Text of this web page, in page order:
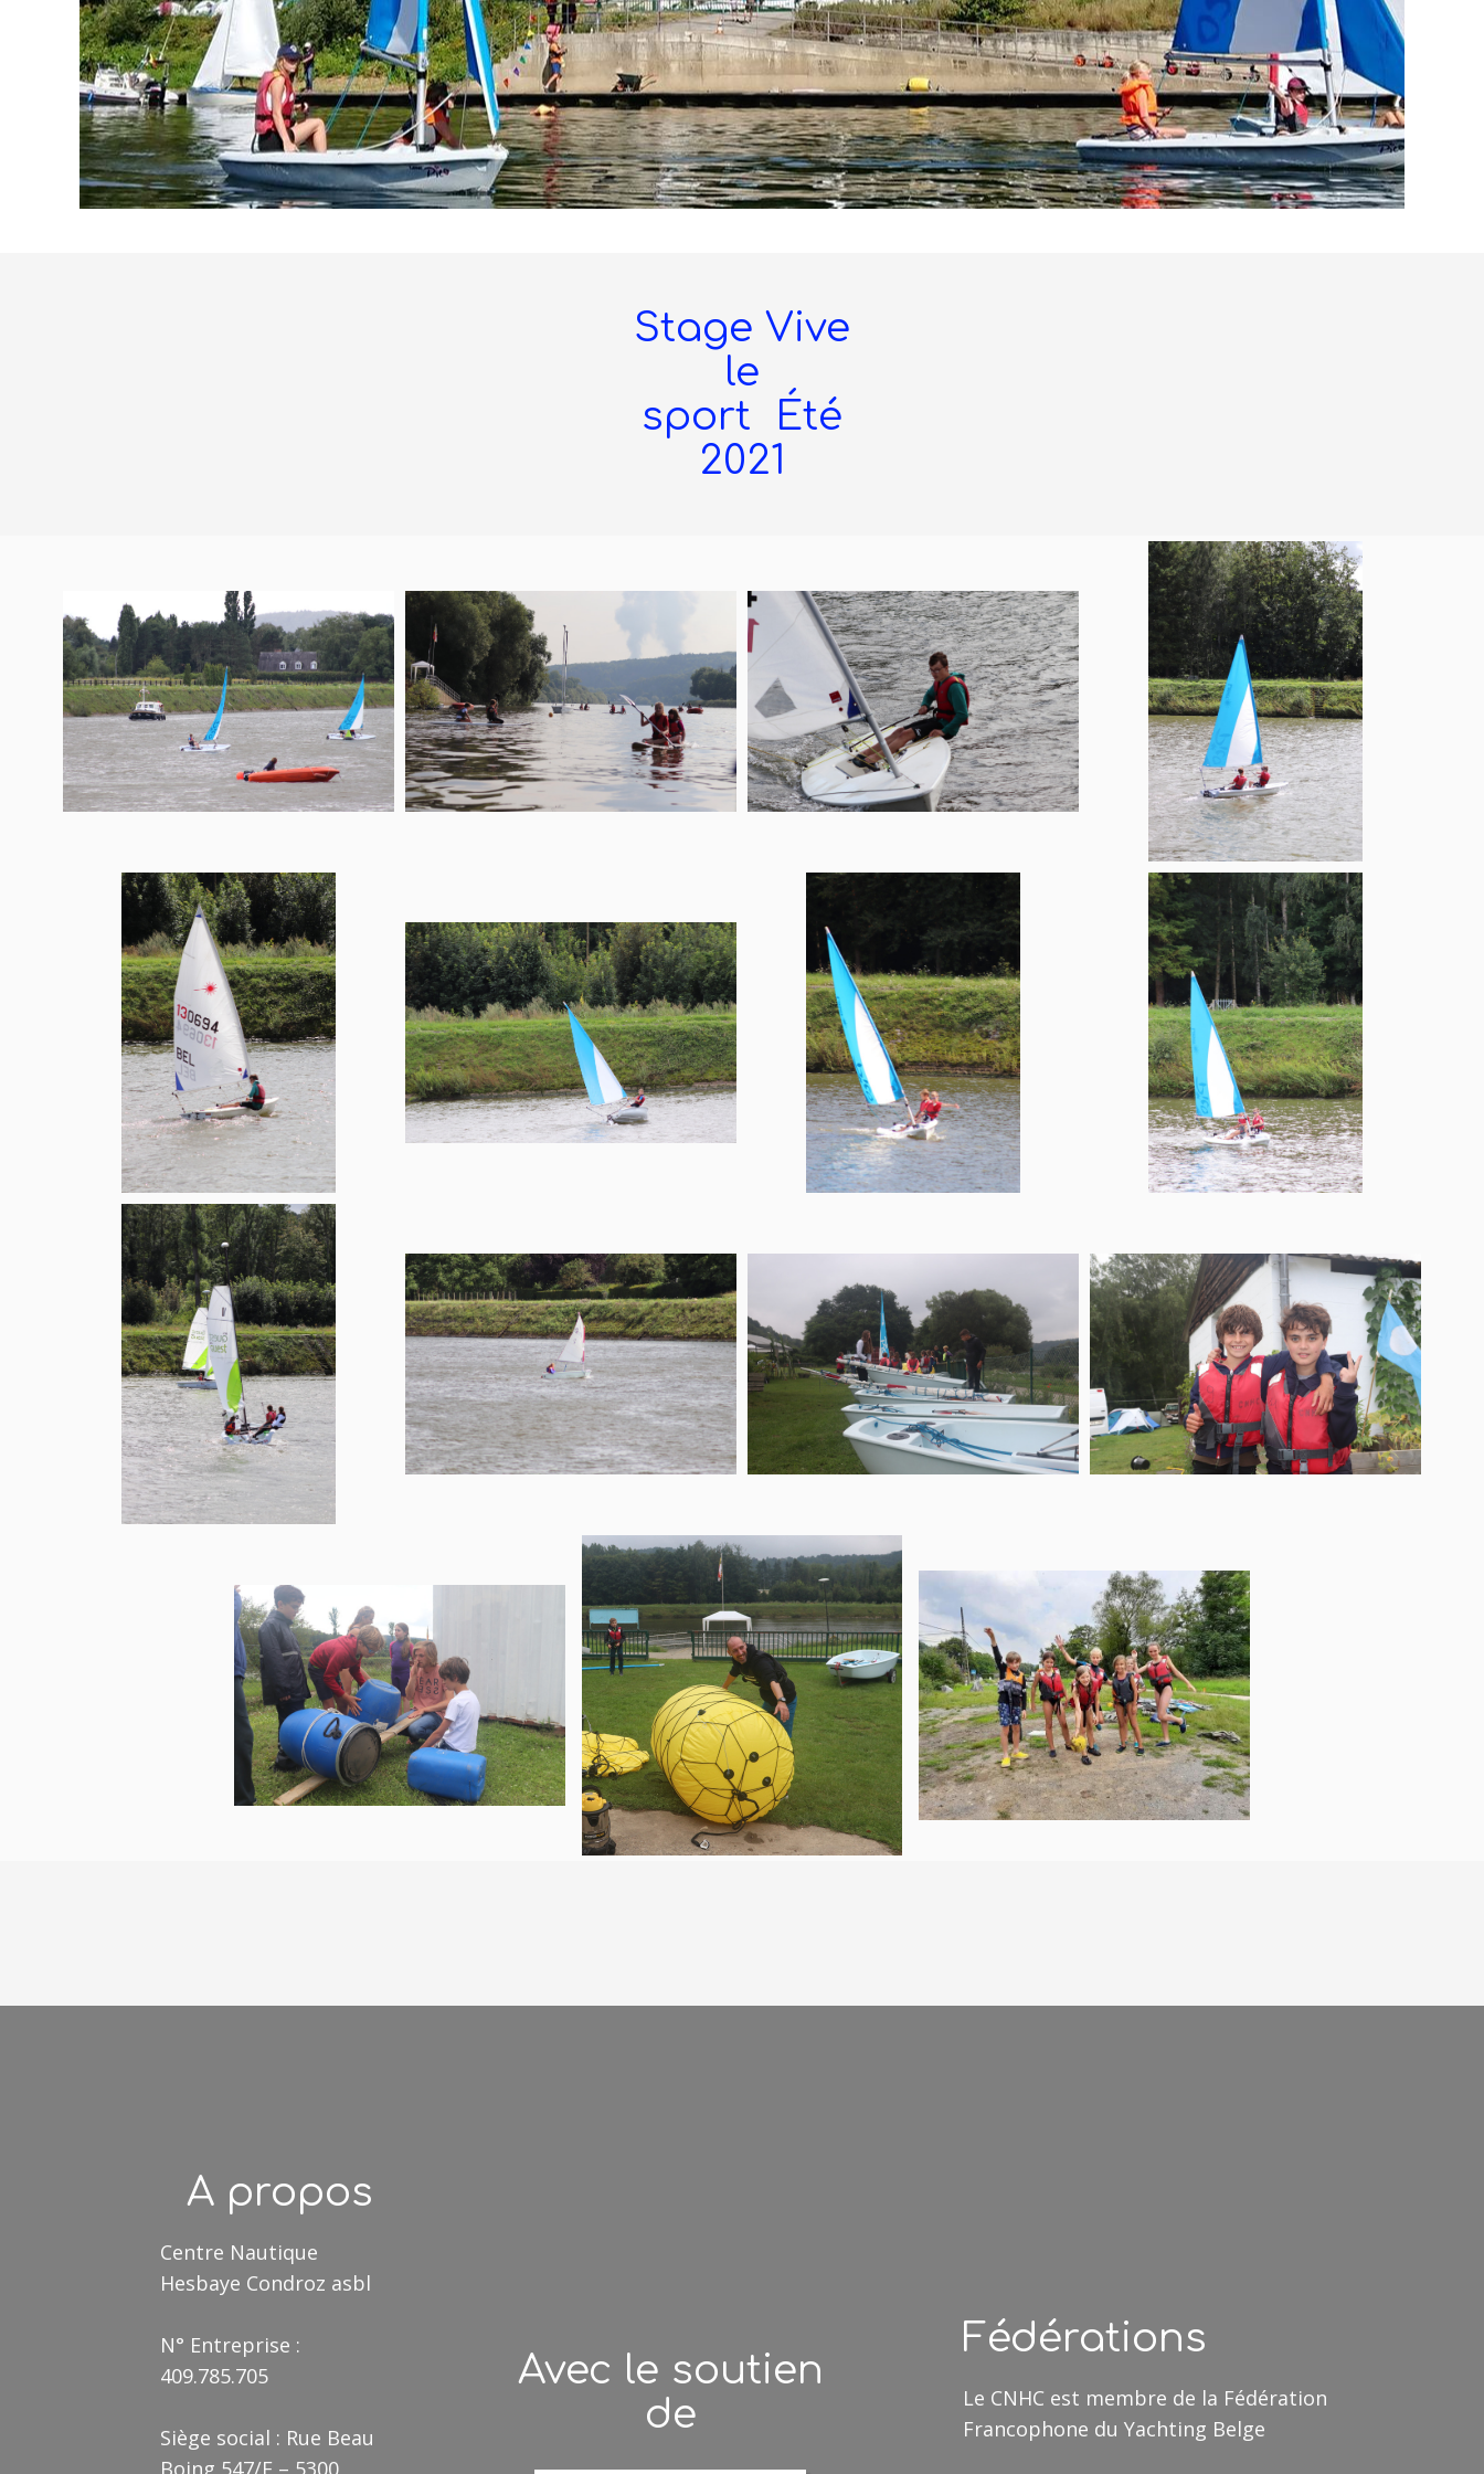
Stage Vive
le
sport Été
2021
A propos
Centre Nautique
Hesbaye Condroz asbl
N° Entreprise :
409.785.705
Siège social : Rue Beau
Boing 547/F – 5300
Avec le soutien
de
Fédérations
Le CNHC est membre de la Fédération
Francophone du Yachting Belge